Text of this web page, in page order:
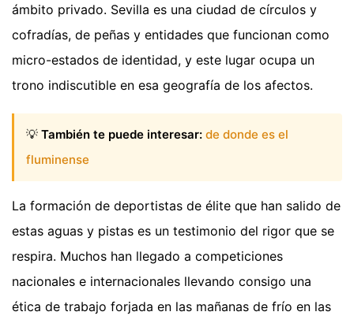
ámbito privado. Sevilla es una ciudad de círculos y
cofradías, de peñas y entidades que funcionan como
micro-estados de identidad, y este lugar ocupa un
trono indiscutible en esa geografía de los afectos.
💡 También te puede interesar: de donde es el
fluminense
La formación de deportistas de élite que han salido de
estas aguas y pistas es un testimonio del rigor que se
respira. Muchos han llegado a competiciones
nacionales e internacionales llevando consigo una
ética de trabajo forjada en las mañanas de frío en las